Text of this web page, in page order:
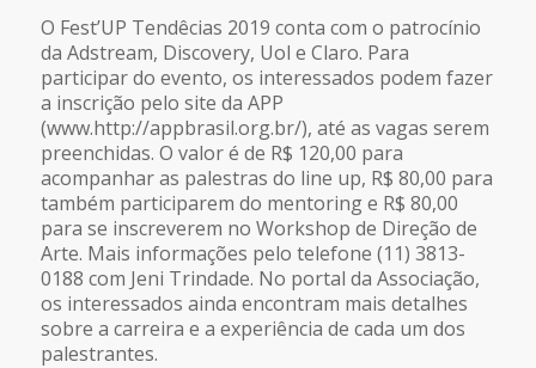
O Fest’UP Tendêcias 2019 conta com o patrocínio
da Adstream, Discovery, Uol e Claro. Para
participar do evento, os interessados podem fazer
a inscrição pelo site da APP
(www.http://appbrasil.org.br/), até as vagas serem
preenchidas. O valor é de R$ 120,00 para
acompanhar as palestras do line up, R$ 80,00 para
também participarem do mentoring e R$ 80,00
para se inscreverem no Workshop de Direção de
Arte. Mais informações pelo telefone (11) 3813-
0188 com Jeni Trindade. No portal da Associação,
os interessados ainda encontram mais detalhes
sobre a carreira e a experiência de cada um dos
palestrantes.